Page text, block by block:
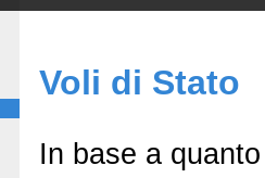
Voli di Stato
In base a